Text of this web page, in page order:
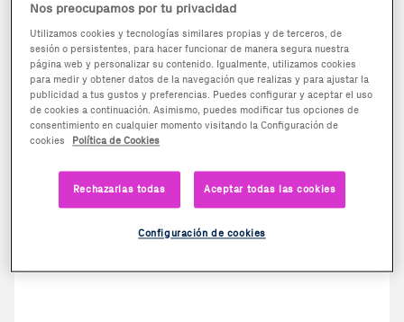
Nos preocupamos por tu privacidad
Utilizamos cookies y tecnologías similares propias y de terceros, de
sesión o persistentes, para hacer funcionar de manera segura nuestra
página web y personalizar su contenido. Igualmente, utilizamos cookies
para medir y obtener datos de la navegación que realizas y para ajustar la
publicidad a tus gustos y preferencias. Puedes configurar y aceptar el uso
de cookies a continuación. Asimismo, puedes modificar tus opciones de
consentimiento en cualquier momento visitando la Configuración de
cookies
Política de Cookies
Rechazarlas todas Aceptar todas las cookies
Configuración de cookies